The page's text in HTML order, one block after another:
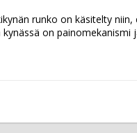
runko on käsitelty
on painomekanismi